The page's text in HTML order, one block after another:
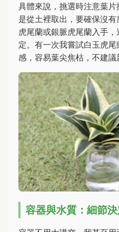
具體來說，挑選時注意葉
是從土裡取出，要確保沒
虎尾蘭或銀脈虎尾蘭入手
定。有一次我嘗試白玉虎
感，容易葉尖焦枯，不建議
容器與水質：細節